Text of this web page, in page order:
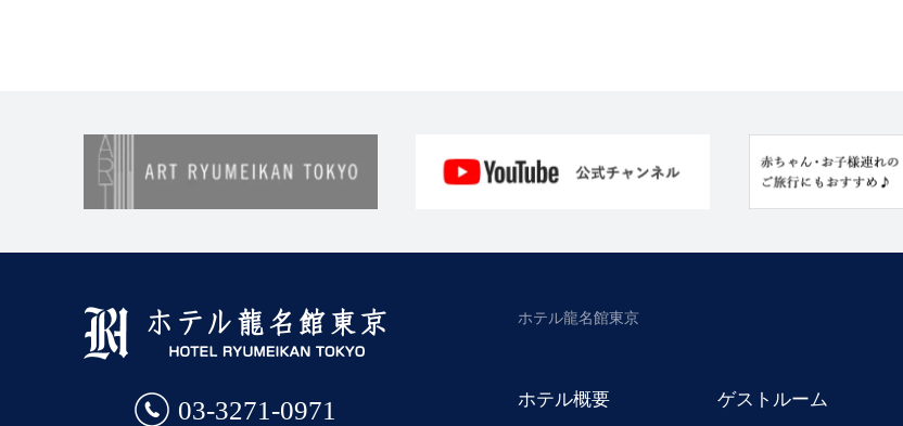
03-3271-0971
ホテル龍名館東京
ホテル概要 ゲストルーム